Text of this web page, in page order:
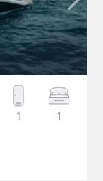
1 1